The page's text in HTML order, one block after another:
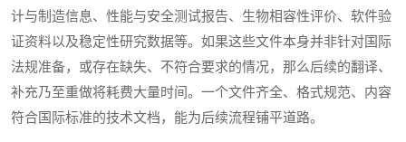
计与制造信息、性能与安全测试报告、生物相容性评价、软件验
证资料以及稳定性研究数据等。如果这些文件本身并非针对国际
法规准备，或存在缺失、不符合要求的情况，那么后续的翻译、
补充乃至重做将耗费大量时间。一个文件齐全、格式规范、内容
符合国际标准的技术文档，能为后续流程铺平道路。